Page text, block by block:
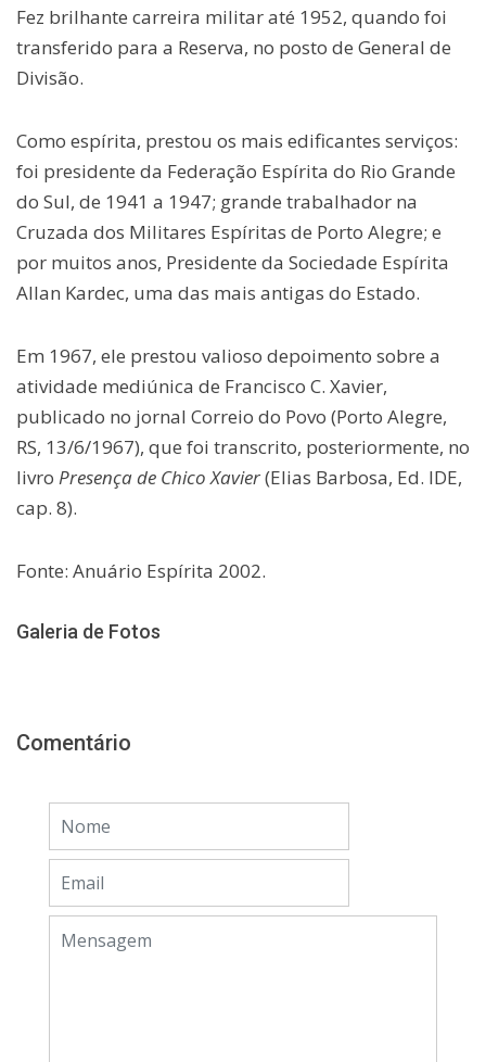
Fez brilhante carreira militar até 1952, quando foi
transferido para a Reserva, no posto de General de
Divisão.
Como espírita, prestou os mais edificantes serviços:
foi presidente da Federação Espírita do Rio Grande
do Sul, de 1941 a 1947; grande trabalhador na
Cruzada dos Militares Espíritas de Porto Alegre; e
por muitos anos, Presidente da Sociedade Espírita
Allan Kardec, uma das mais antigas do Estado.
Em 1967, ele prestou valioso depoimento sobre a
atividade mediúnica de Francisco C. Xavier,
publicado no jornal Correio do Povo (Porto Alegre,
RS, 13/6/1967), que foi transcrito, posteriormente, no
livro Presença de Chico Xavier(Elias Barbosa, Ed. IDE,
cap. 8).
Fonte: Anuário Espírita 2002.
Galeria de Fotos
Comentário